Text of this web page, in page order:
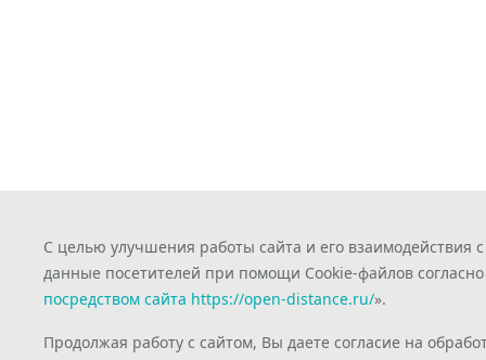
С целью улучшения работы сайта и его
данные посетителей при помощи Cookie-файлов согласно
посредством сайта https://open-distance.ru/».
Продолжая работу с сайтом, Вы даете согласие на